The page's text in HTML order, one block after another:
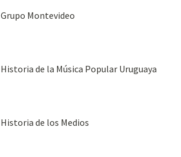
Grupo Montevideo
Historia de la Música Popular Uruguaya
Historia de los Medios